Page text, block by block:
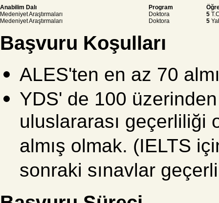
Anabilim Dalı Program
Medeniyet Araştırmaları
Doktora 5
Medeniyet Araştırmaları
Doktora 5
Başvuru Koşulları
ALES'ten en az 70
YDS' de 100
uluslararası geçerliliği
almış olmak. (IELTS
sonraki sınavlar